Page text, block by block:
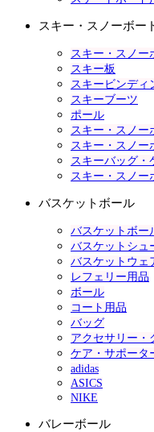
スキー・スノーボー
スキー・スノー
スキー板
スキービンディ
スキーブーツ
ポール
スキー・スノー
スキー・スノー
スキーバッグ・
スキー・スノー
バスケットボール
バスケットボー
バスケットシュ
バスケットウェ
レフェリー用品
ボール
コート用品
バッグ
アクセサリー・
ケア・サポータ
adidas
ASICS
NIKE
バレーボール